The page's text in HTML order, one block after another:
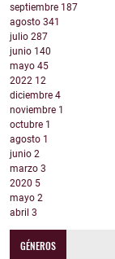
septiembre 187
agosto 341
julio 287
junio 140
mayo 45
2022 12
diciembre 4
noviembre 1
octubre 1
agosto 1
junio 2
marzo 3
2020 5
mayo 2
abril 3
GÉNEROS